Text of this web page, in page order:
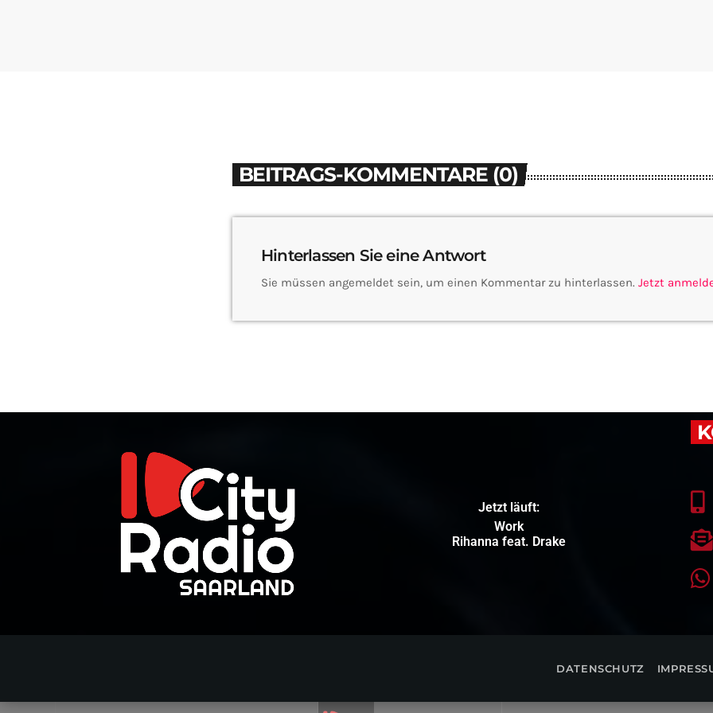
BEITRAGS-KOMMENTARE (0)
Hinterlassen Sie eine Antwort
Sie müssen angemeldet sein, um einen Kommentar zu hinterlassen. Jetzt
Jetzt läuft:
Work
Rihanna feat. Drake
DATENSCHUTZ